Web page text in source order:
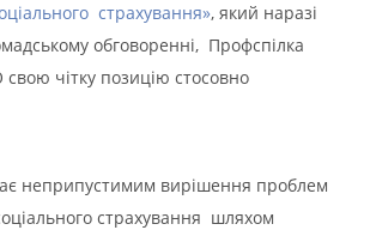
страхування», який наразі
обговоренні, Профспілка
чітку позицію стосовно
неприпустимим вирішення проблем
страхування шляхом